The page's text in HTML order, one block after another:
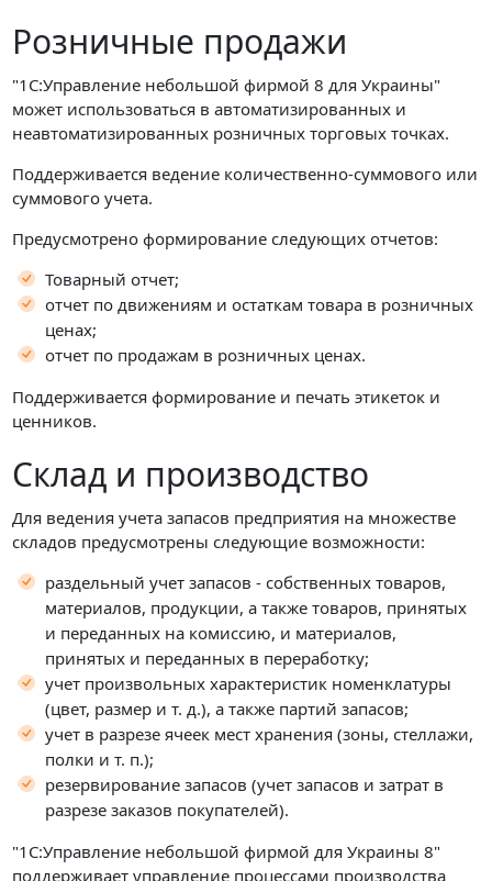
Розничные продажи
"1С:Управление небольшой фирмой 8 для Украины"
может использоваться в автоматизированных и
неавтоматизированных розничных торговых точках.
Поддерживается ведение количественно-суммового или
суммового учета.
Предусмотрено формирование следующих отчетов:
Товарный отчет;
отчет по движениям и остаткам товара в розничных
ценах;
отчет по продажам в розничных ценах.
Поддерживается формирование и печать этикеток и
ценников.
Склад и производство
Для ведения учета запасов предприятия на множестве
складов предусмотрены следующие возможности:
раздельный учет запасов - собственных товаров,
материалов, продукции, а также товаров, принятых
и переданных на комиссию, и материалов,
принятых и переданных в переработку;
учет произвольных характеристик номенклатуры
(цвет, размер и т. д.), а также партий запасов;
учет в разрезе ячеек мест хранения (зоны, стеллажи,
полки и т. п.);
резервирование запасов (учет запасов и затрат в
разрезе заказов покупателей).
"1С:Управление небольшой фирмой для Украины 8"
поддерживает управление процессами производства